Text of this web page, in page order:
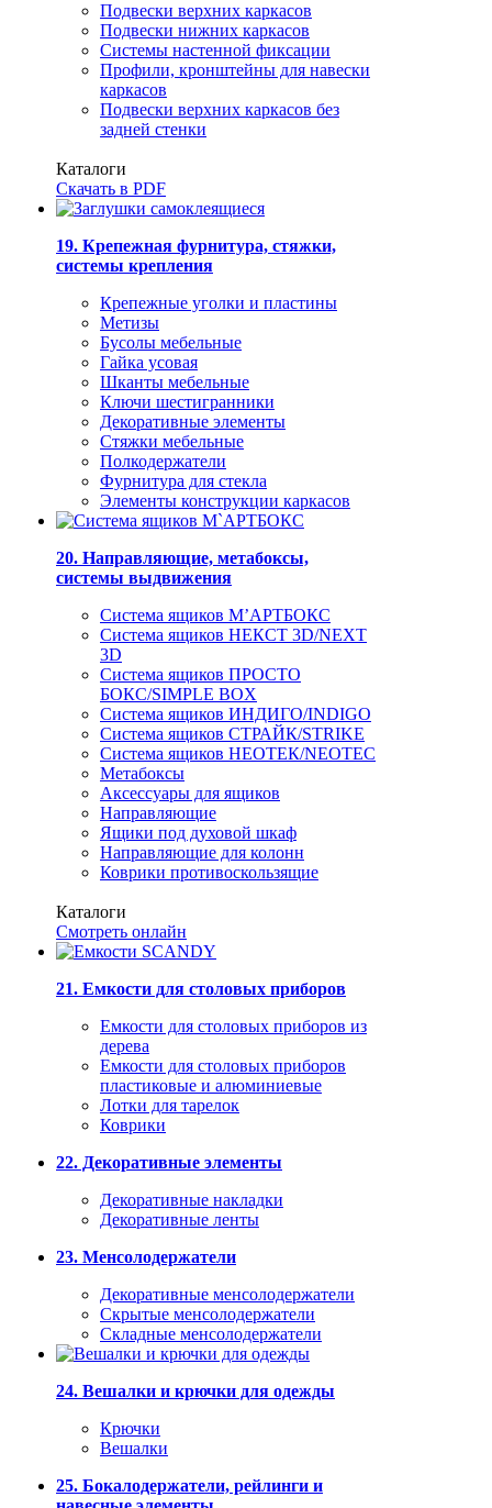
Подвески верхних каркасов
Подвески нижних каркасов
Системы настенной фиксации
Профили, кронштейны для навески
каркасов
Подвески верхних каркасов без
задней стенки
Каталоги
Скачать в PDF
19. Крепежная фурнитура, стяжки,
системы крепления
Крепежные уголки и пластины
Метизы
Бусолы мебельные
Гайка усовая
Шканты мебельные
Ключи шестигранники
Декоративные элементы
Стяжки мебельные
Полкодержатели
Фурнитура для стекла
Элементы конструкции каркасов
20. Направляющие, метабоксы,
системы выдвижения
Система ящиков М’АРТБОКС
Система ящиков НЕКСТ 3D/NEXT
3D
Система ящиков ПРОСТО
БОКС/SIMPLE BOX
Система ящиков ИНДИГО/INDIGO
Система ящиков СТРАЙК/STRIKE
Система ящиков НЕОТЕК/NEOTEC
Метабоксы
Аксессуары для ящиков
Направляющие
Ящики под духовой шкаф
Направляющие для колонн
Коврики противоскользящие
Каталоги
Смотреть онлайн
21. Емкости для столовых приборов
Емкости для столовых приборов из
дерева
Емкости для столовых приборов
пластиковые и алюминиевые
Лотки для тарелок
Коврики
22. Декоративные элементы
Декоративные накладки
Декоративные ленты
23. Менсолодержатели
Декоративные менсолодержатели
Скрытые менсолодержатели
Складные менсолодержатели
24. Вешалки и крючки для одежды
Крючки
Вешалки
25. Бокалодержатели, рейлинги и